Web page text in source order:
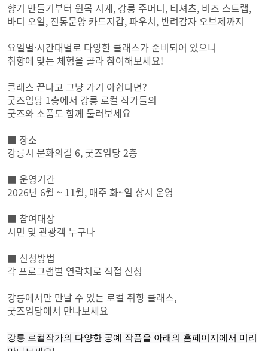
향기 만들기부터 원목 시계, 강릉 주머니, 티셔츠, 비즈 스트랩,
바디 오일, 전통문양 카드지갑, 파우치, 반려감자 오브제까지
요일별·시간대별로 다양한 클래스가 준비되어 있으니
취향에 맞는 체험을 골라 참여해보세요!
클래스 끝나고 그냥 가기 아쉽다면?
굿즈임당 1층에서 강릉 로컬 작가들의
굿즈와 소품도 함께 둘러보세요
■ 장소
강릉시 문화의길 6, 굿즈임당 2층
■ 운영기간
2026년 6월 ~ 11월, 매주 화~일 상시 운영
■ 참여대상
시민 및 관광객 누구나
■ 신청방법
각 프로그램별 연락처로 직접 신청
강릉에서만 만날 수 있는 로컬 취향 클래스,
굿즈임당에서 만나보세요
강릉 로컬작가의 다양한 공예 작품을 아래의 홈페이지에서 미리